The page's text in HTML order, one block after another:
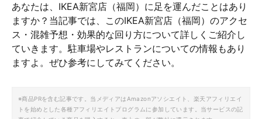
あなたは、IKEA新宮店（福岡）に足を運んだことはあり
ますか？当記事では、このIKEA新宮店（福岡）のアクセ
ス・混雑予想・効果的な回り方について詳しくご紹介し
ていきます。駐車場やレストランについての情報もあり
ますよ。ぜひ参考にしてみてください。
※商品PRを含む記事です。当メディアはAmazonアソシエイト、楽天アフィリエイ
トを始めとした各種アフィリエイトプログラムに参加しています。当サービスの記